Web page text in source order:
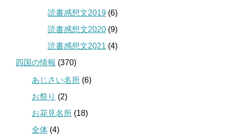
読書感想文2019 (6)
読書感想文2020 (9)
読書感想文2021 (4)
四国の情報 (370)
あじさい名所 (6)
お祭り (2)
お花見名所 (18)
全体 (4)